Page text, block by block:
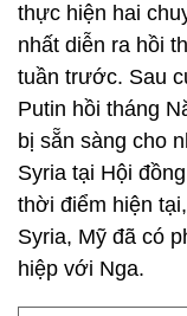
thực hiện hai
nhất diễn ra hồi
tuần trước. Sau
Putin hồi tháng
bị sẵn sàng cho
Syria tại Hội
thời điểm hiện
Syria, Mỹ đã có
hiệp với Nga.